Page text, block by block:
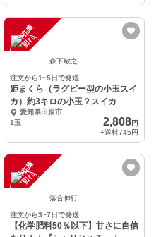
一
時
在
庫
切
れ
森下敏之
注文から1~5日で発送
姫まくら（ラグビー型の小玉スイ
カ）約3キロの小玉？スイカ
愛知県田原市
1玉
2,808円
+送料745円
一
時
在
庫
切
れ
落合伸行
注文から3~7日で発送
【化学肥料50％以下】甘さに自信